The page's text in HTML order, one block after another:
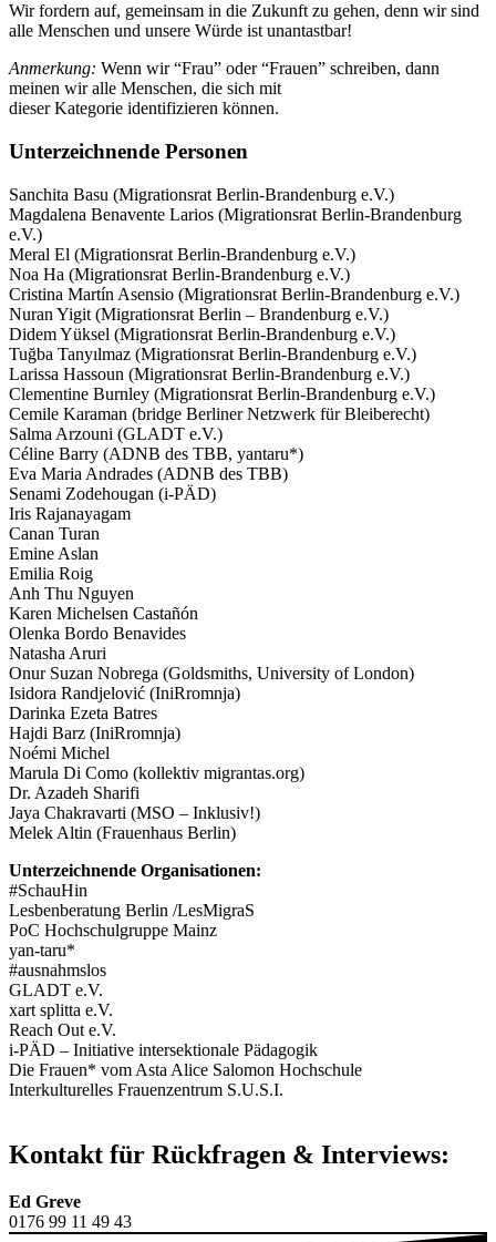
Wir fordern auf, gemeinsam in die Zukunft zu gehen, denn wir sind
alle Menschen und unsere Würde ist unantastbar!
Anmerkung: Wenn wir “Frau” oder “Frauen” schreiben, dann
meinen wir alle Menschen, die sich mit
dieser Kategorie identifizieren können.
Unterzeichnende Personen
Sanchita Basu (Migrationsrat Berlin-Brandenburg e.V.)
Magdalena Benavente Larios (Migrationsrat Berlin-Brandenburg
e.V.)
Meral El (Migrationsrat Berlin-Brandenburg e.V.)
Noa Ha (Migrationsrat Berlin-Brandenburg e.V.)
Cristina Martín Asensio (Migrationsrat Berlin-Brandenburg e.V.)
Nuran Yigit (Migrationsrat Berlin – Brandenburg e.V.)
Didem Yüksel (Migrationsrat Berlin-Brandenburg e.V.)
Tuğba Tanyılmaz (Migrationsrat Berlin-Brandenburg e.V.)
Larissa Hassoun (Migrationsrat Berlin-Brandenburg e.V.)
Clementine Burnley (Migrationsrat Berlin-Brandenburg e.V.)
Cemile Karaman (bridge Berliner Netzwerk für Bleiberecht)
Salma Arzouni (GLADT e.V.)
Céline Barry (ADNB des TBB, yantaru*)
Eva Maria Andrades (ADNB des TBB)
Senami Zodehougan (i-PÄD)
Iris Rajanayagam
Canan Turan
Emine Aslan
Emilia Roig
Anh Thu Nguyen
Karen Michelsen Castañón
Olenka Bordo Benavides
Natasha Aruri
Onur Suzan Nobrega (Goldsmiths, University of London)
Isidora Randjelović (IniRromnja)
Darinka Ezeta Batres
Hajdi Barz (IniRromnja)
Noémi Michel
Marula Di Como (kollektiv migrantas.org)
Dr. Azadeh Sharifi
Jaya Chakravarti (MSO – Inklusiv!)
Melek Altin (Frauenhaus Berlin)
Unterzeichnende Organisationen:
#SchauHin
Lesbenberatung Berlin /LesMigraS
PoC Hochschulgruppe Mainz
yan-taru*
#ausnahmslos
GLADT e.V.
xart splitta e.V.
Reach Out e.V.
i-PÄD – Initiative intersektionale Pädagogik
Die Frauen* vom Asta Alice Salomon Hochschule
Interkulturelles Frauenzentrum S.U.S.I.
Kontakt für Rückfragen & Interviews:
Ed Greve
0176 99 11 49 43